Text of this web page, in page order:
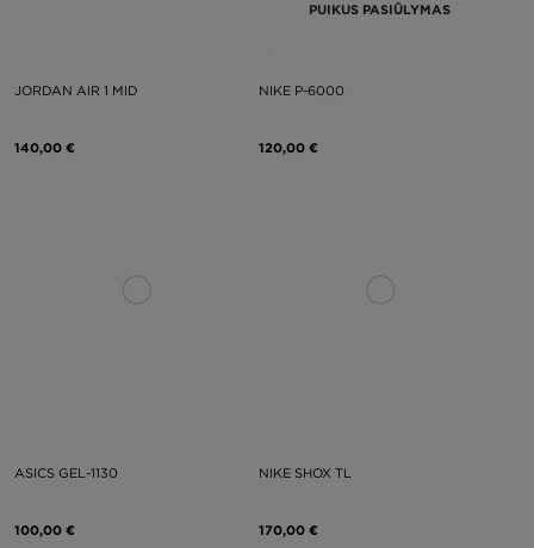
JORDAN AIR 1 MID
140,00 €
PUIKUS PASIŪLYMAS
NIKE P-6000
120,00 €
ASICS GEL-1130
100,00 €
NIKE SHOX TL
170,00 €